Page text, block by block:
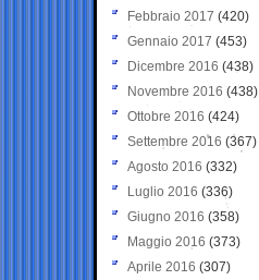
Febbraio 2017 (420)
Gennaio 2017 (453)
Dicembre 2016 (438)
Novembre 2016 (438)
Ottobre 2016 (424)
Settembre 2016 (367)
Agosto 2016 (332)
Luglio 2016 (336)
Giugno 2016 (358)
Maggio 2016 (373)
Aprile 2016 (307)